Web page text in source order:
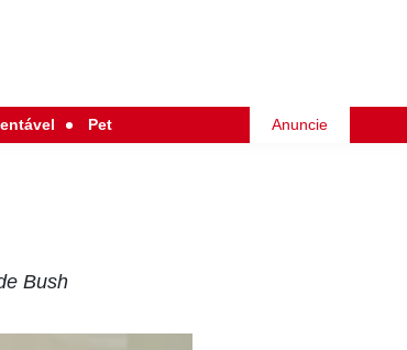
Pet Anuncie
Bush